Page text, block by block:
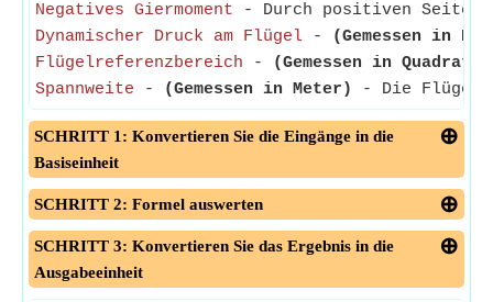
Negatives Giermoment - Durch positiven
Dynamischer Druck am Flügel -
(Gemessen in
Flügelreferenzbereich -
(Gemessen in
Spannweite - (Gemessen in Meter) - Die
SCHRITT 1: Konvertieren Sie die Eingänge in die
Basiseinheit
SCHRITT 2: Formel auswerten
SCHRITT 3: Konvertieren Sie das Ergebnis in die
Ausgabeeinheit